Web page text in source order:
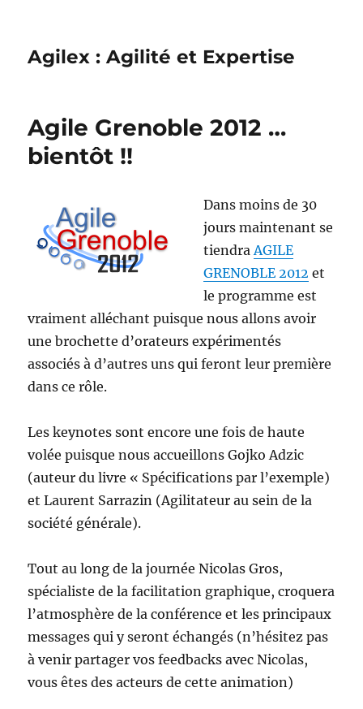
Agilex : Agilité et Expertise
Agile Grenoble 2012 …
bientôt !!
Dans moins de 30
jours maintenant se
tiendraAGILE
GRENOBLE 2012 et
le programme est
vraiment alléchant puisque nous allons avoir
une brochette d’orateurs expérimentés
associés à d’autres uns qui feront leur première
dans ce rôle.
Les keynotes sont encore une fois de haute
volée puisque nous accueillons Gojko Adzic
(auteur du livre « Spécifications par l’exemple)
et Laurent Sarrazin (Agilitateur au sein de la
société générale).
Tout au long de la journée Nicolas Gros,
spécialiste de la facilitation graphique, croquera
l’atmosphère de la conférence et les principaux
messages qui y seront échangés (n’hésitez pas
à venir partager vos feedbacks avec Nicolas,
vous êtes des acteurs de cette animation)